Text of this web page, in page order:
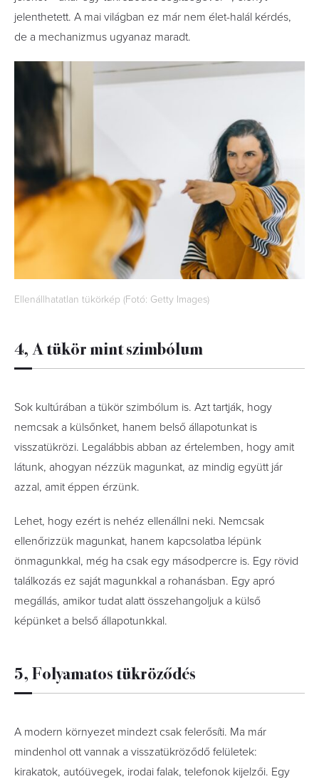
jelenthetett. A mai világban ez már nem élet-halál kérdés,
de a mechanizmus ugyanaz maradt.
Ellenállhatatlan tükörkép (Fotó: Getty Images)
4, A tükör mint szimbólum
Sok kultúrában a tükör szimbólum is. Azt tartják, hogy
nemcsak a külsőnket, hanem belső állapotunkat is
visszatükrözi. Legalábbis abban az értelemben, hogy amit
látunk, ahogyan nézzük magunkat, az mindig együtt jár
azzal, amit éppen érzünk.
Lehet, hogy ezért is nehéz ellenállni neki. Nemcsak
ellenőrizzük magunkat, hanem kapcsolatba lépünk
önmagunkkal, még ha csak egy másodpercre is. Egy rövid
találkozás ez saját magunkkal a rohanásban. Egy apró
megállás, amikor tudat alatt összehangoljuk a külső
képünket a belső állapotunkkal.
5, Folyamatos tükröződés
A modern környezet mindezt csak felerősíti. Ma már
mindenhol ott vannak a visszatükröződő felületek:
kirakatok, autóüvegek, irodai falak, telefonok kijelzői. Egy